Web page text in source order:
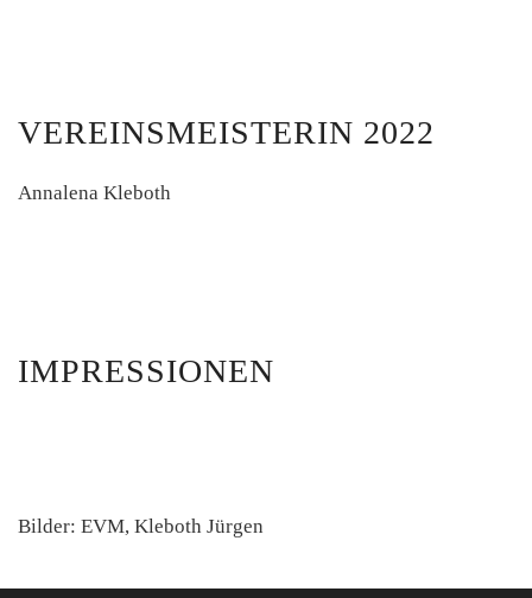
VEREINSMEISTERIN 2022
Annalena Kleboth
IMPRESSIONEN
Bilder: EVM, Kleboth Jürgen